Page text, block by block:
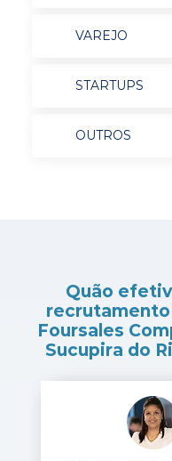
VAREJO
STARTUPS
OUTROS
Quão
recrutamento
Foursales
Sucupira do